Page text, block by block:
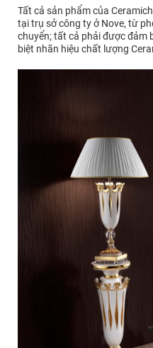
Tất cả sản phẩm của
tại trụ sở công ty ở Nove, từ
chuyển; tất cả phải được đảm
biệt nhãn hiệu chất lượng